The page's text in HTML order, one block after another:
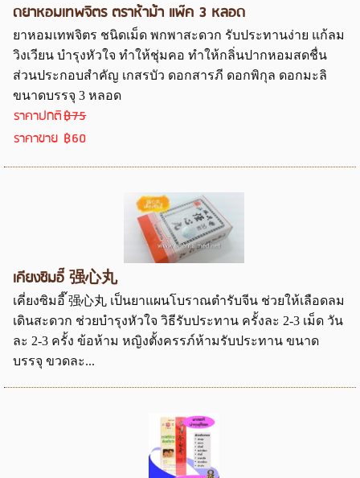
ดยาหอมเทพจิตร ตราห้าม้า แพ๊ค 3 หลอด
ยาหอมเทพจิตร ชนิดเม็ด พกพาสะดวก รับประทานง่าย แก้ลม
วิงเวียน บำรุงหัวใจ ทำให้ชุ่มคอ ทำให้กลิ่นปากหอมสดชื่น
ส่วนประกอบสำคัญ เกสรบัว ดอกสารภี ดอกพิกุล ดอกมะลิ
ขนาดบรรจุ 3 หลอด
ราคาปกติ฿75
ราคาขาย ฿60
เคียงซิมอี๊ 强心丸
เคี่ยงซิมอี๊ 强心丸 เป็นยาแผนโบราณตำรับจีน ช่วยให้เลือดลม
เดินสะดวก ช่วยบำรุงหัวใจ วิธีรับประทาน ครั้งละ 2-3 เม็ด วัน
ละ 2-3 ครั้ง ข้อห้าม หญิงตั้งครรภ์ห้ามรับประทาน ขนาด
บรรจุ ขวดละ...